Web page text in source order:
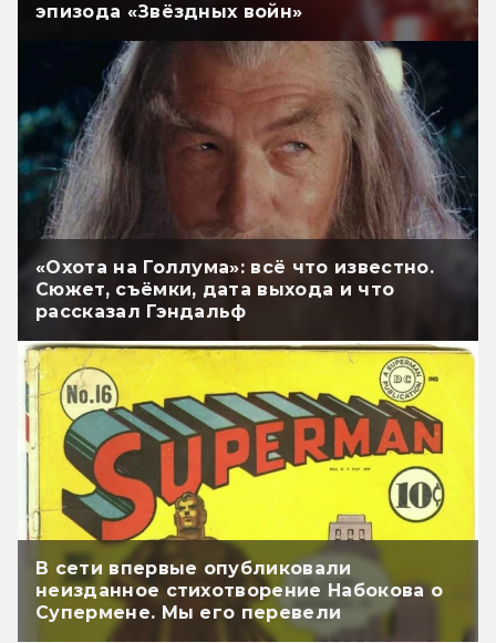
эпизода «Звёздных войн»
«Охота на Голлума»: всё что известно.
Сюжет, съёмки, дата выхода и что
рассказал Гэндальф
В сети впервые опубликовали
неизданное стихотворение Набокова о
Супермене. Мы его перевели